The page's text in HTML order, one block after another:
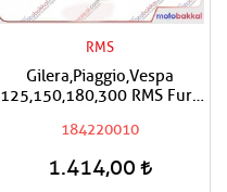
RMS
Gilera,Piaggio,Vespa
125,150,180,300 RMS Furş
Maşa Bilyası
184220010
1.414,00